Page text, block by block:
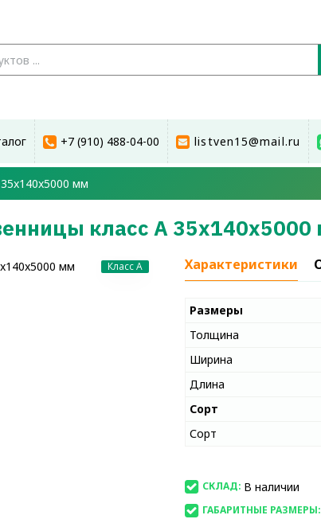
+7 (910) 488-04-00 listven15@mail.ru
мм
класс А 35x140x5000
Класс A Характеристики
Размеры
Толщина
Ширина
Длина
Сорт
Сорт
СКЛАД: В наличии
ГАБАРИТНЫЕ РАЗМЕРЫ: